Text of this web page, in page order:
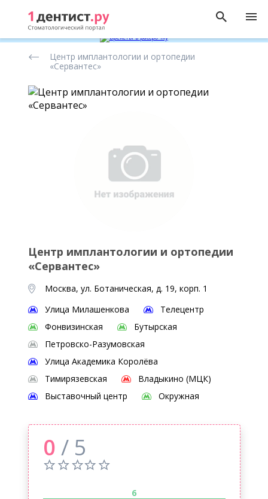
стоматологических
Центр имплантологии и ортопедии
«Сервантес»
Центр имплантологии и ортопедии
«Сервантес»
Москва, ул. Ботаническая, д. 19, корп. 1
Улица Милашенкова
Телецентр
Фонвизинская
Бутырская
Петровско-Разумовская
Улица Академика Королёва
Тимирязевская
Владыкино (МЦК)
Выставочный центр
Окружная
0 / 5
6